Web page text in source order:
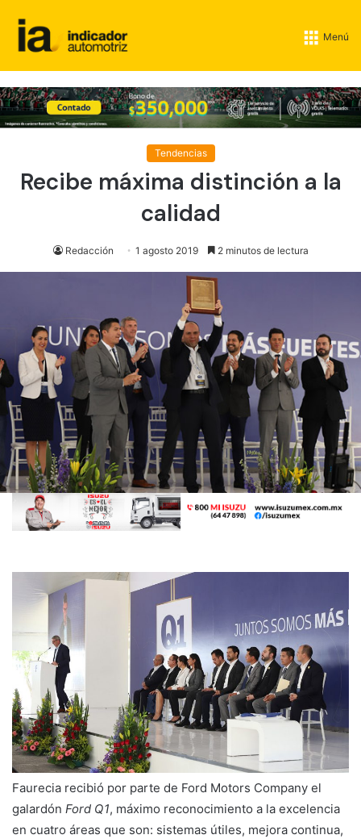
Menú
Tendencias
Recibe máxima distinción a la
calidad
Redacción 1 agosto 2019 2 minutos de lectura
Faurecia recibió por parte de Ford Motors Company el
galardón Ford Q1, máximo reconocimiento a la excelencia
en cuatro áreas que son: sistemas útiles, mejora continua,